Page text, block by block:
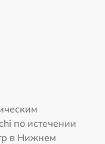
по истечении
в Нижнем